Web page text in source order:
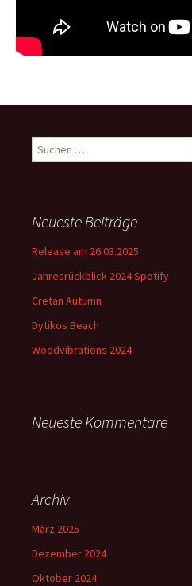
Suchen
nach:
Neueste Beiträge
Release am 26.03.2025
Jahresrückblick 2024 Spotify
Cretan Autumn
Dytikos Beach
Woodvibrations 2024
Neueste Kommentare
Archiv
März 2025
Dezember 2024
Oktober 2024